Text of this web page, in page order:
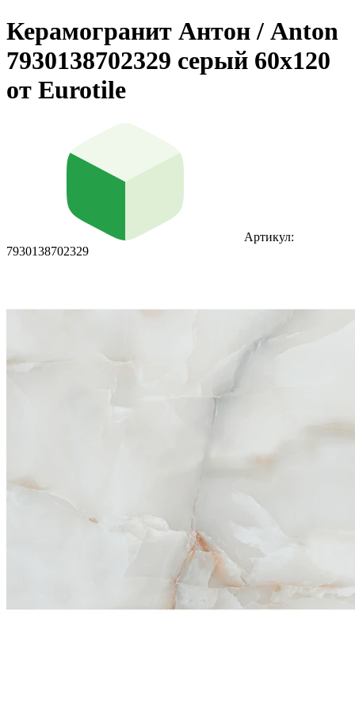
Керамогранит Антон / Anton
7930138702329 серый 60x120
от Eurotile
Артикул:
7930138702329